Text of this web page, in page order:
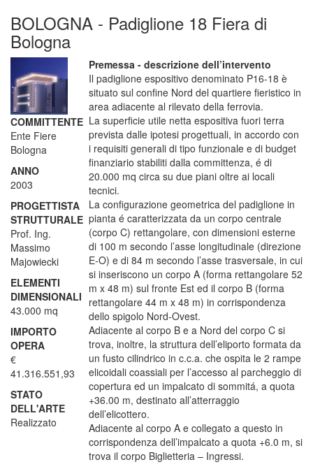
BOLOGNA - Padiglione 18 Fiera di
Bologna
COMMITTENTE
Ente Fiere
Bologna
ANNO
2003
PROGETTISTA
STRUTTURALE
Prof. Ing.
Massimo
Majowiecki
ELEMENTI
DIMENSIONALI
43.000 mq
IMPORTO
OPERA
€
41.316.551,93
STATO
DELL'ARTE
Realizzato
Premessa - descrizione dell’intervento
Il padiglione espositivo denominato P16-18 è
situato sul confine Nord del quartiere fieristico in
area adiacente al rilevato della ferrovia.
La superficie utile netta espositiva fuori terra
prevista dalle ipotesi progettuali, in accordo con
i requisiti generali di tipo funzionale e di budget
finanziario stabiliti dalla committenza, é di
20.000 mq circa su due piani oltre ai locali
tecnici.
La configurazione geometrica del padiglione in
pianta é caratterizzata da un corpo centrale
(corpo C) rettangolare, con dimensioni esterne
di 100 m secondo l’asse longitudinale (direzione
E-O) e di 84 m secondo l’asse trasversale, in cui
si inseriscono un corpo A (forma rettangolare 52
m x 48 m) sul fronte Est ed il corpo B (forma
rettangolare 44 m x 48 m) in corrispondenza
dello spigolo Nord-Ovest.
Adiacente al corpo B e a Nord del corpo C si
trova, inoltre, la struttura dell’eliporto formata da
un fusto cilindrico in c.c.a. che ospita le 2 rampe
elicoidali coassiali per l’accesso al parcheggio di
copertura ed un impalcato di sommitá, a quota
+36.00 m, destinato all’atterraggio
dell’elicottero.
Adiacente al corpo A e collegato a questo in
corrispondenza dell’impalcato a quota +6.0 m, si
trova il corpo Biglietteria – Ingressi.